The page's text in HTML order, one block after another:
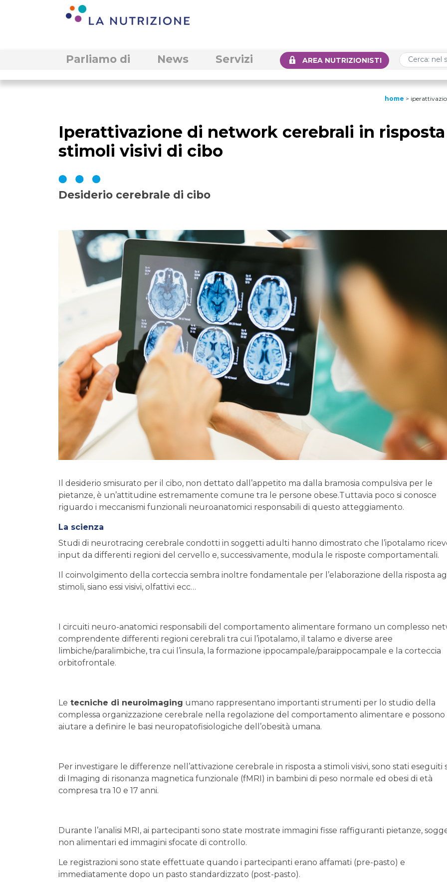
Parliamo di News Servizi AREA NUTRIZIONISTI
home >
Iperattivazione di network cerebrali in risposta
stimoli visivi di cibo
Desiderio cerebrale di cibo
Il desiderio smisurato per il cibo, non dettato dall’appetito ma dalla bramosia compulsiva per le
pietanze, è un’attitudine estremamente comune tra le persone obese.Tuttavia poco si conosce
riguardo i meccanismi funzionali neuroanatomici responsabili di questo atteggiamento.
La scienza
Studi di neurotracing cerebrale condotti in soggetti adulti hanno dimostrato che l’ipotalamo
input da differenti regioni del cervello e, successivamente, modula le risposte comportamentali.
Il coinvolgimento della corteccia sembra inoltre fondamentale per l’elaborazione della risposta
stimoli, siano essi visivi, olfattivi ecc…
I circuiti neuro-anatomici responsabili del comportamento alimentare formano un complesso
comprendente differenti regioni cerebrali tra cui l’ipotalamo, il talamo e diverse aree
limbiche/paralimbiche, tra cui l’insula, la formazione ippocampale/paraippocampale e la corteccia
orbitofrontale.
Le tecniche di neuroimaging umano rappresentano importanti strumenti per lo studio della
complessa organizzazione cerebrale nella regolazione del comportamento alimentare e possono
aiutare a definire le basi neuropatofisiologiche dell’obesità umana.
Per investigare le differenze nell’attivazione cerebrale in risposta a stimoli visivi, sono stati eseguiti
di Imaging di risonanza magnetica funzionale (fMRI) in bambini di peso normale ed obesi di età
compresa tra 10 e 17 anni.
Durante l’analisi MRI, ai partecipanti sono state mostrate immagini fisse raffiguranti pietanze,
non alimentari ed immagini sfocate di controllo.
Le registrazioni sono state effettuate quando i partecipanti erano affamati (pre-pasto) e
immediatamente dopo un pasto standardizzato (post-pasto).